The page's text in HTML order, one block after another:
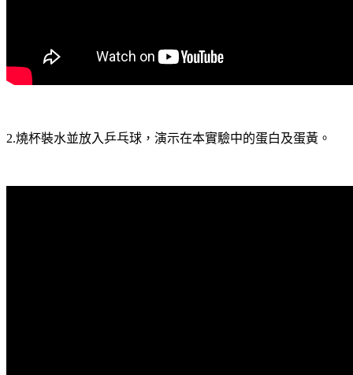
2.燒杯裝水並放入乒乓球，演示在本實驗中的蛋白及蛋黃。